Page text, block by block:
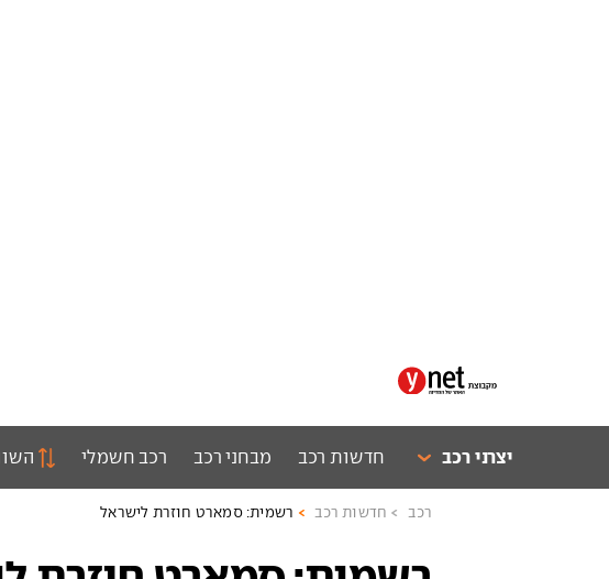
יצרני רכב חדשות רכב מבחני רכב רכב חשמלי
רכב חדשות רכב רשמית: סמארט חוזרת לישראל